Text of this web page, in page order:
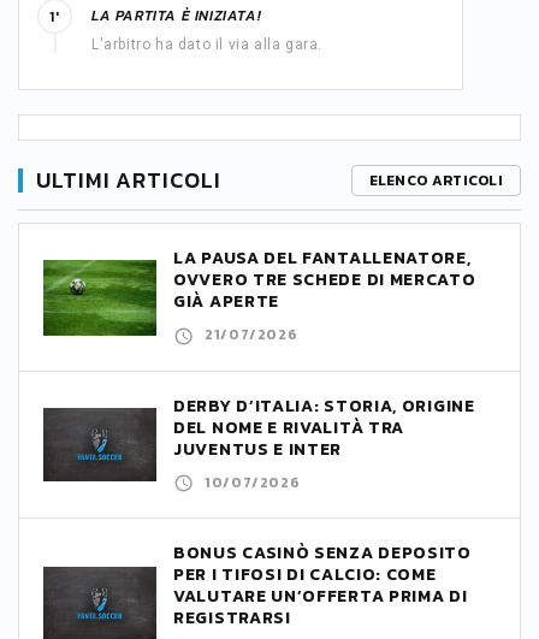
LA PARTITA È INIZIATA!
L'arbitro ha dato il via alla gara.
1'
ULTIMI ARTICOLI ELENCO ARTICOLI
LA PAUSA DEL FANTALLENATORE,
OVVERO TRE SCHEDE DI MERCATO
GIÀ APERTE
21/07/2026
DERBY D’ITALIA: STORIA, ORIGINE
DEL NOME E RIVALITÀ TRA
JUVENTUS E INTER
10/07/2026
BONUS CASINÒ SENZA DEPOSITO
PER I TIFOSI DI CALCIO: COME
VALUTARE UN’OFFERTA PRIMA DI
REGISTRARSI